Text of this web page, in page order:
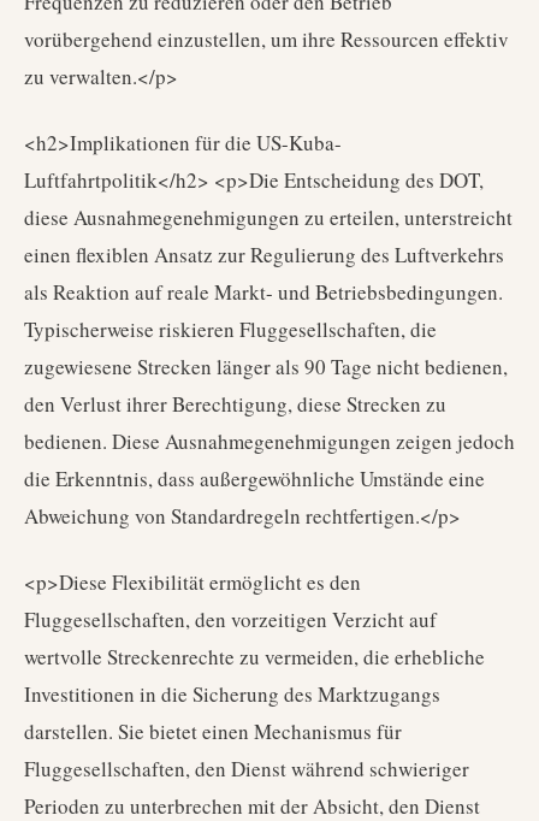
vorübergehend einzustellen, um ihre Ressourcen effektiv
zu verwalten.</p>
<h2>Implikationen für die US-Kuba-
Luftfahrtpolitik</h2> <p>Die Entscheidung des DOT,
diese Ausnahmegenehmigungen zu erteilen, unterstreicht
einen flexiblen Ansatz zur Regulierung des Luftverkehrs
als Reaktion auf reale Markt- und Betriebsbedingungen.
Typischerweise riskieren Fluggesellschaften, die
zugewiesene Strecken länger als 90 Tage nicht bedienen,
den Verlust ihrer Berechtigung, diese Strecken zu
bedienen. Diese Ausnahmegenehmigungen zeigen jedoch
die Erkenntnis, dass außergewöhnliche Umstände eine
Abweichung von Standardregeln rechtfertigen.</p>
<p>Diese Flexibilität ermöglicht es den
Fluggesellschaften, den vorzeitigen Verzicht auf
wertvolle Streckenrechte zu vermeiden, die erhebliche
Investitionen in die Sicherung des Marktzugangs
darstellen. Sie bietet einen Mechanismus für
Fluggesellschaften, den Dienst während schwieriger
Perioden zu unterbrechen mit der Absicht, den Dienst